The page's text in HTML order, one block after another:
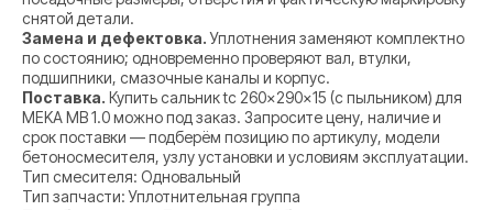
снятой детали.
Замена и дефектовка.Уплотнения заменяют комплектно
по состоянию; одновременно проверяют вал, втулки,
подшипники, смазочные каналы и корпус.
Поставка. Купить сальник tc 260×290×15 (с пыльником) для
MEKA MB 1.0 можно под заказ. Запросите цену, наличие и
срок поставки — подберём позицию по артикулу, модели
бетоносмесителя, узлу установки и условиям эксплуатации.
Тип смесителя: Одновальный
Тип запчасти: Уплотнительная группа